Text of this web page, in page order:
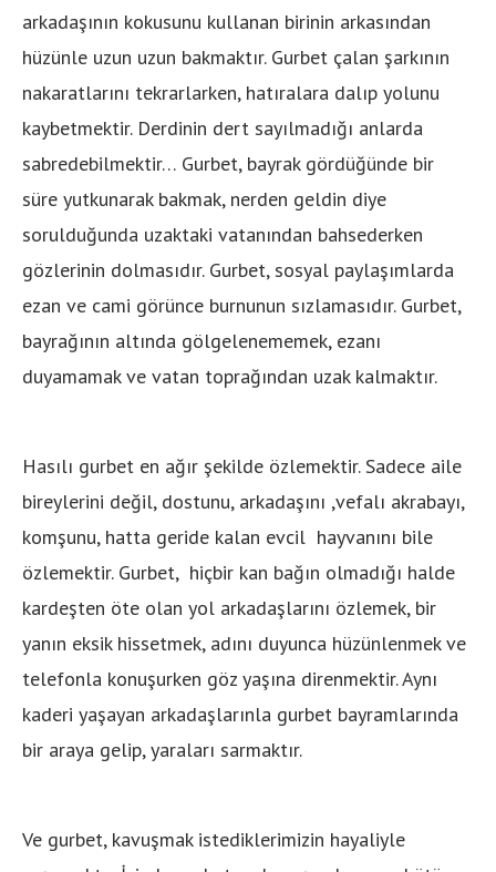
arkadaşının kokusunu kullanan birinin arkasından
hüzünle uzun uzun bakmaktır. Gurbet çalan şarkının
nakaratlarını tekrarlarken, hatıralara dalıp yolunu
kaybetmektir. Derdinin dert sayılmadığı anlarda
sabredebilmektir… Gurbet, bayrak gördüğünde bir
süre yutkunarak bakmak, nerden geldin diye
sorulduğunda uzaktaki vatanından bahsederken
gözlerinin dolmasıdır. Gurbet, sosyal paylaşımlarda
ezan ve cami görünce burnunun sızlamasıdır. Gurbet,
bayrağının altında gölgelenememek, ezanı
duyamamak ve vatan toprağından uzak kalmaktır.
Hasılı gurbet en ağır şekilde özlemektir. Sadece aile
bireylerini değil, dostunu, arkadaşını ,vefalı akrabayı,
komşunu, hatta geride kalan evcil hayvanını bile
özlemektir. Gurbet, hiçbir kan bağın olmadığı halde
kardeşten öte olan yol arkadaşlarını özlemek, bir
yanın eksik hissetmek, adını duyunca hüzünlenmek ve
telefonla konuşurken göz yaşına direnmektir. Aynı
kaderi yaşayan arkadaşlarınla gurbet bayramlarında
bir araya gelip, yaraları sarmaktır.
Ve gurbet, kavuşmak istediklerimizin hayaliyle